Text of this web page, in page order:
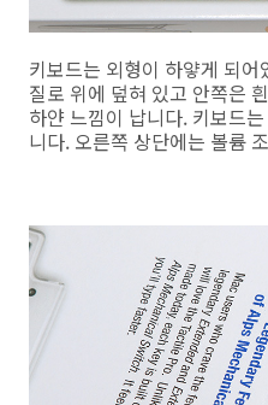
키보드는 외형이 하얗게 되
질로 위에 덮혀 있고 안쪽은
하얀 느낌이 납니다. 키보드
니다. 오른쪽 상단에는 볼륨